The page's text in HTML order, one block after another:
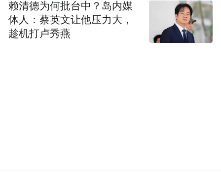
赖清德为何批台中？岛内媒
体人：蔡英文让他压力大，
趁机打卢秀燕